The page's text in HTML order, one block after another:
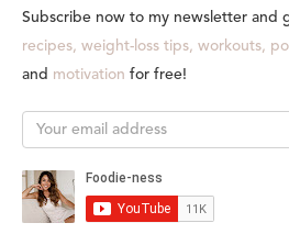
Subscribe now to my newsletter and
recipes, weight-loss tips, workouts,
and motivation for free!